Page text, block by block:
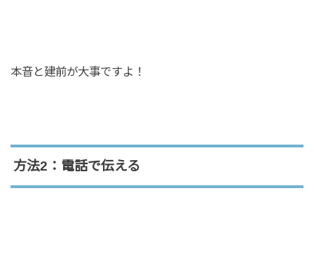
本音と建前が大事ですよ！
方法2：電話で伝える